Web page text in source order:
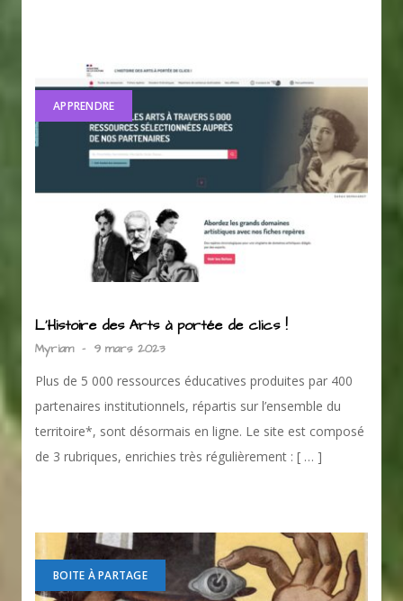
APPRENDRE
L’Histoire des Arts à portée de clics !
Myriam - 9 mars 2023
Plus de 5 000 ressources éducatives produites par 400
partenaires institutionnels, répartis sur l’ensemble du
territoire*, sont désormais en ligne. Le site est composé
de 3 rubriques, enrichies très régulièrement : [ … ]
BOITE À PARTAGE